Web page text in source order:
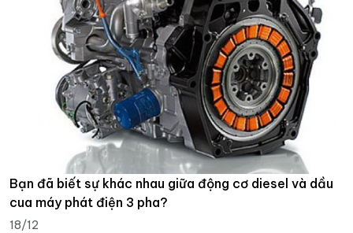
Bạn đã biết sự khác nhau giữa động cơ diesel và dầu
cua máy phát điện 3 pha?
18/12